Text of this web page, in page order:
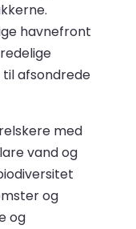
havnefront
afsondrede
med
vand og
og
og